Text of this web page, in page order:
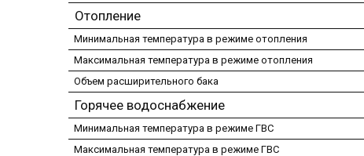
Отопление
Минимальная температура в режиме отопления
Максимальная температура в режиме отопления
Объем расширительного бака
Горячее водоснабжение
Минимальная температура в режиме ГВС
Максимальная температура в режиме ГВС